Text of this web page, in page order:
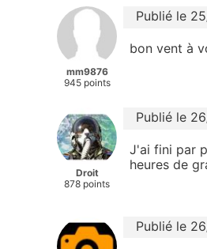
mm9876
945 points
Publié le
bon vent à
Droit
878 points
Publié le
J'ai fini par
heures de
Publié le